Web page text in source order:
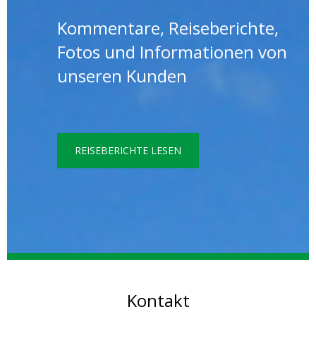
Kommentare, Reiseberichte,
Fotos und Informationen von
unseren Kunden
REISEBERICHTE LESEN
Kontakt